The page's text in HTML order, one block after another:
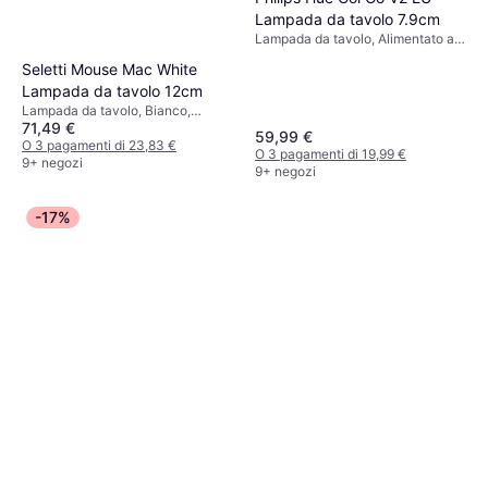
Seletti Mouse Mac White
Lampada da tavolo 12cm
Lampada da tavolo, Bianco,
Plastica, Attacco Lampada: E14
71,49 €
O 3 pagamenti di 23,83 €
9+ negozi
Lampada da tavolo 7.9cm
Lampada da tavolo, Alimentato a
59,99 €
O 3 pagamenti di 19,99 €
9+ negozi
-17%